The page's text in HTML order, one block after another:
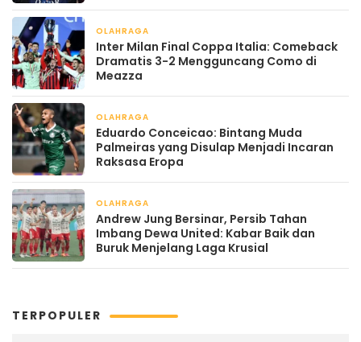
OLAHRAGA
Inter Milan Final Coppa Italia: Comeback
Dramatis 3-2 Mengguncang Como di
Meazza
OLAHRAGA
Eduardo Conceicao: Bintang Muda
Palmeiras yang Disulap Menjadi Incaran
Raksasa Eropa
OLAHRAGA
Andrew Jung Bersinar, Persib Tahan
Imbang Dewa United: Kabar Baik dan
Buruk Menjelang Laga Krusial
TERPOPULER